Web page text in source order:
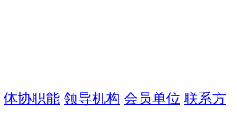
体协职能 领导机构 会员单位 联系方